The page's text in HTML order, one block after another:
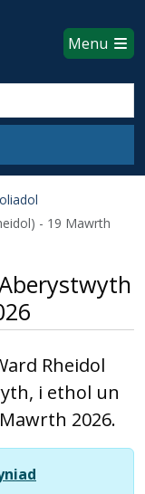
Menu
- 19 Mawrth
Rheidol
i ethol un
2026.